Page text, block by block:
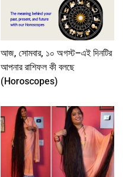
আজ, সোমবার, ১০ অগস্ট–এই দিনটির
আপনার রাশিফল কী বলছে
(Horoscopes)